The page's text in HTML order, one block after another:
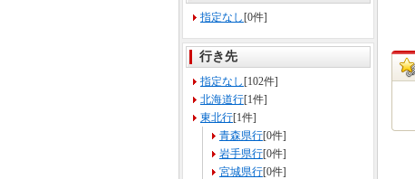
指定なし [0件]
行き先
指定なし [102件]
北海道行[1件]
東北行[1件]
青森県行[0件]
岩手県行[0件]
宮城県行[0件]